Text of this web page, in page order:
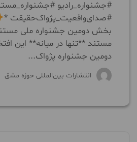
#جشنواره_رادیو
#صدای‌واقعیت_پژواک‌حقیقت *
بخش دومین جشنواره ملی
مستند **تنها در ميانه** این
دومین جشنواره پژواک...
انتشارات بین‌المللی حوزه مشق